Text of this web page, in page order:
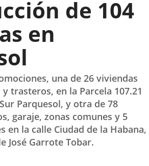
de 104
en
una de 26 viviendas
trasteros, en la Parcela 107.21
Parquesol, y otra de 78
garaje, zonas comunes y 5
en la calle Ciudad de la Habana,
José Garrote Tobar.